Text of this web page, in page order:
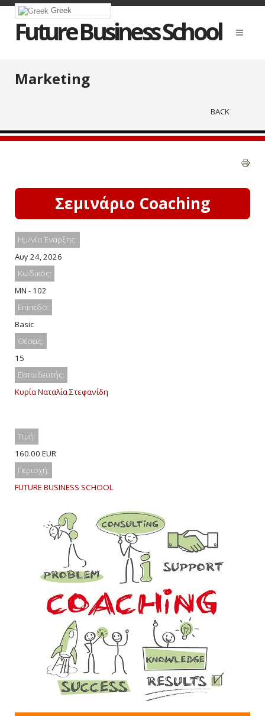
Greek
Future Business School
Marketing
BACK
Σεμινάριο Coaching
Ημ/νία Έναρξης:
Αυγ 24, 2026
Κωδικός:
MN - 102
Επίπεδο:
Basic
Θέσεις:
15
Εκπαιδευτής:
Κυρία Ναταλία Στεφανίδη
Τιμή:
160.00 EUR
Περιοχή:
FUTURE BUSINESS SCHOOL